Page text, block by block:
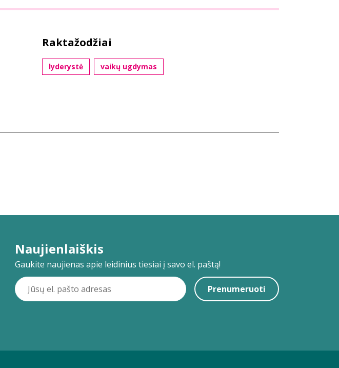
Raktažodžiai
lyderystė vaikų ugdymas
Naujienlaiškis
Gaukite naujienas apie leidinius tiesiai į savo el. paštą!
Prenumeruoti